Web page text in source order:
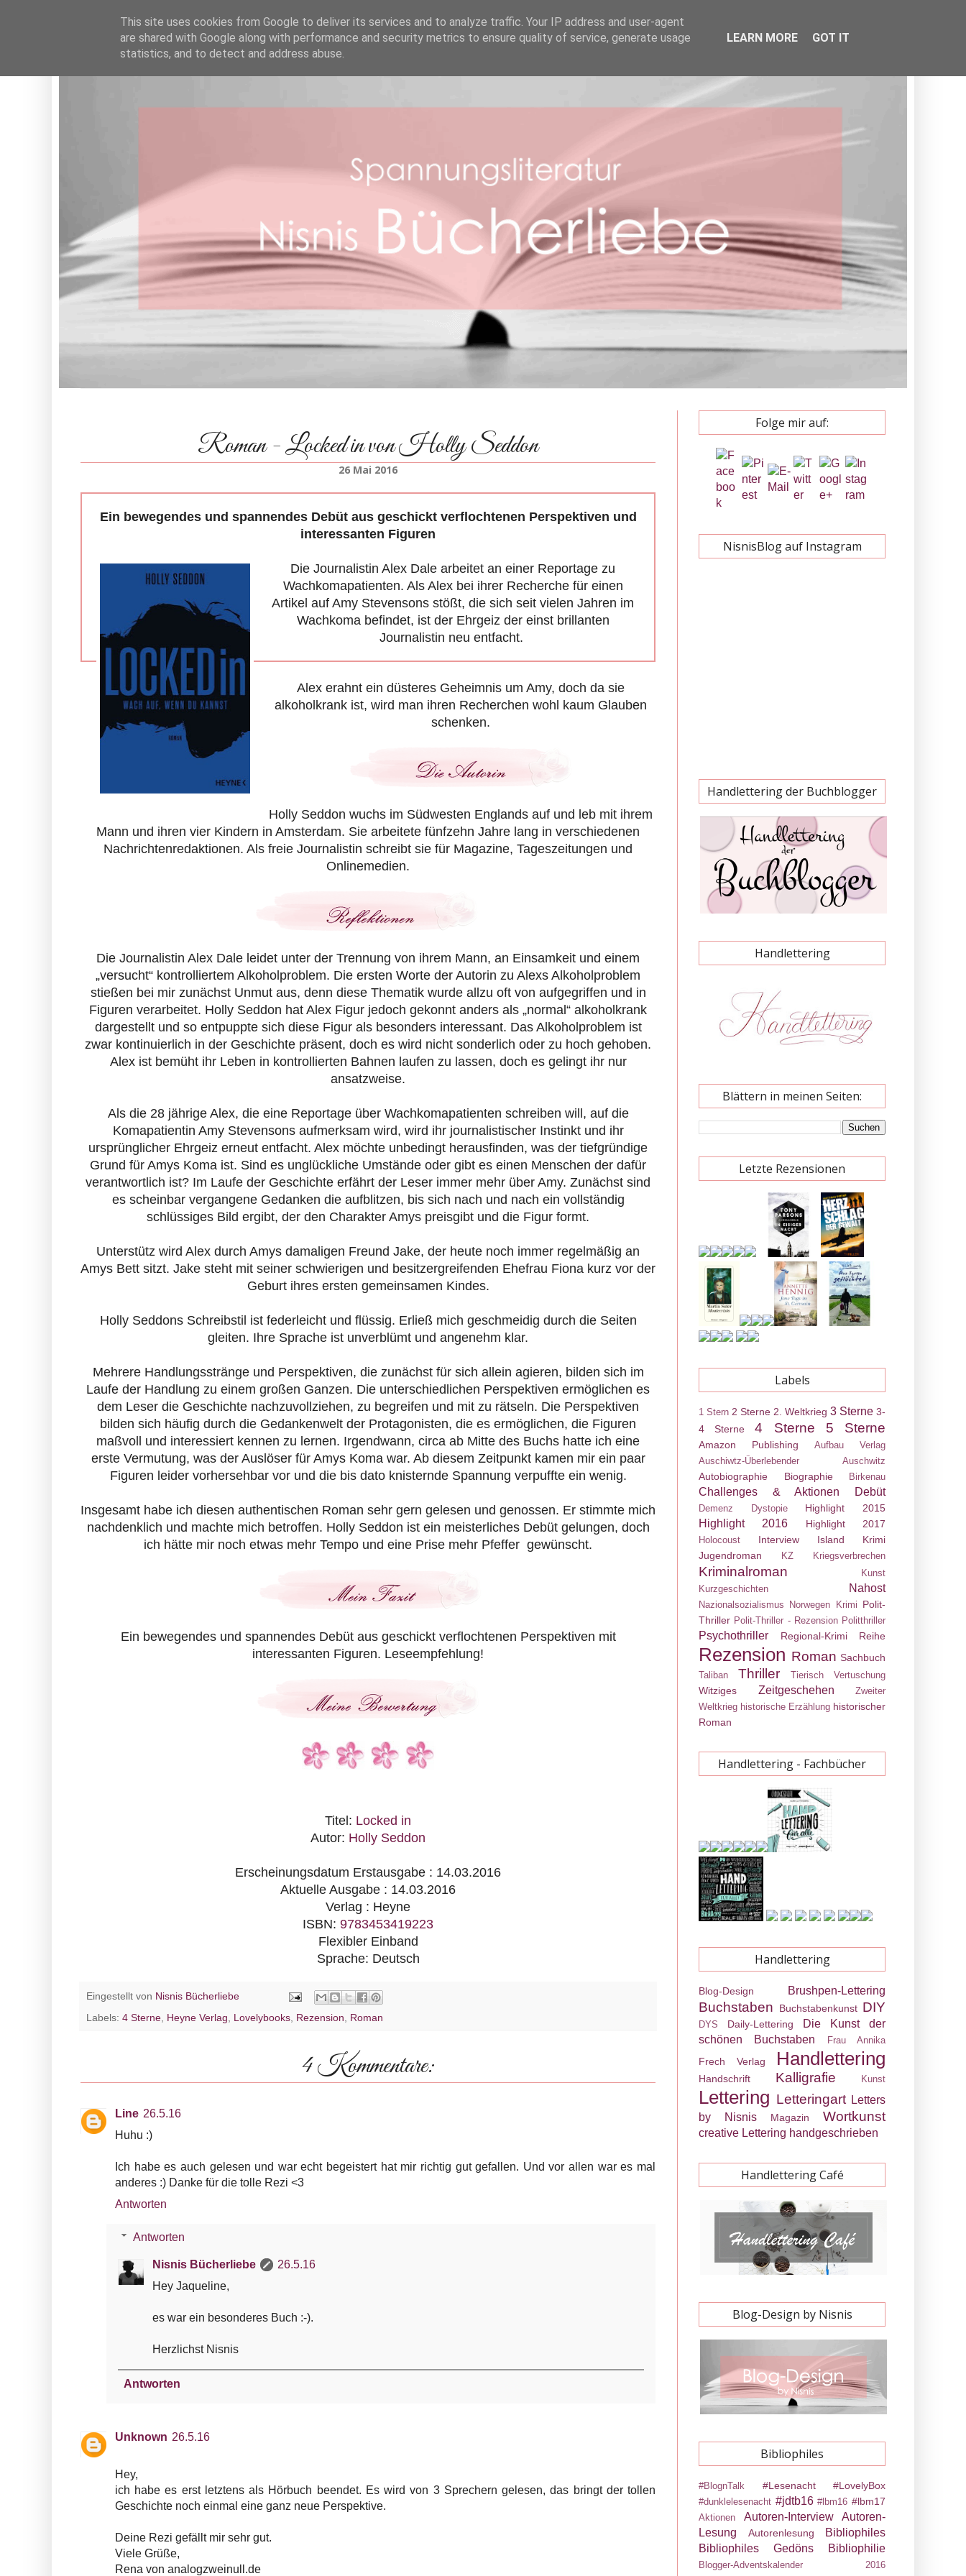
Roman - Locked in von Holly Seddon
26 Mai 2016
Ein bewegendes und spannendes Debüt aus geschickt verflochtenen Perspektiven und
interessanten Figuren
Die Journalistin Alex Dale arbeitet an einer Reportage zu
Wachkomapatienten. Als Alex bei ihrer Recherche für einen
Artikel auf Amy Stevensons stößt, die sich seit vielen Jahren im
Wachkoma befindet, ist der Ehrgeiz der einst brillanten
Journalistin neu entfacht.
Alex erahnt ein düsteres Geheimnis um Amy, doch da sie
alkoholkrank ist, wird man ihren Recherchen wohl kaum Glauben
schenken.
Holly Seddon wuchs im Südwesten Englands auf und leb mit ihrem
Mann und ihren vier Kindern in Amsterdam. Sie arbeitete fünfzehn Jahre lang in verschiedenen
Nachrichtenredaktionen. Als freie Journalistin schreibt sie für Magazine, Tageszeitungen und
Onlinemedien.
Die Journalistin Alex Dale leidet unter der Trennung von ihrem Mann, an Einsamkeit und einem
„versucht“ kontrolliertem Alkoholproblem. Die ersten Worte der Autorin zu Alexs Alkoholproblem
stießen bei mir zunächst Unmut aus, denn diese Thematik wurde allzu oft von aufgegriffen und in
Figuren verarbeitet. Holly Seddon hat Alex Figur jedoch gekonnt anders als „normal“ alkoholkrank
dargestellt und so entpuppte sich diese Figur als besonders interessant. Das Alkoholproblem ist
zwar kontinuierlich in der Geschichte präsent, doch es wird nicht sonderlich oder zu hoch gehoben.
Alex ist bemüht ihr Leben in kontrollierten Bahnen laufen zu lassen, doch es gelingt ihr nur
ansatzweise.
Als die 28 jährige Alex, die eine Reportage über Wachkomapatienten schreiben will, auf die
Komapatientin Amy Stevensons aufmerksam wird, wird ihr journalistischer Instinkt und ihr
ursprünglicher Ehrgeiz erneut entfacht. Alex möchte unbedingt herausfinden, was der tiefgründige
Grund für Amys Koma ist. Sind es unglückliche Umstände oder gibt es einen Menschen der dafür
verantwortlich ist? Im Laufe der Geschichte erfährt der Leser immer mehr über Amy. Zunächst sind
es scheinbar vergangene Gedanken die aufblitzen, bis sich nach und nach ein vollständig
schlüssiges Bild ergibt, der den Charakter Amys preisgibt und die Figur formt.
Unterstütz wird Alex durch Amys damaligen Freund Jake, der heute noch immer regelmäßig an
Amys Bett sitzt. Jake steht mit seiner schwierigen und besitzergreifenden Ehefrau Fiona kurz vor der
Geburt ihres ersten gemeinsamen Kindes.
Holly Seddons Schreibstil ist federleicht und flüssig. Erließ mich geschmeidig durch die Seiten
gleiten. Ihre Sprache ist unverblümt und angenehm klar.
Mehrere Handlungsstränge und Perspektiven, die zunächst für sich allein agieren, bilden sich im
Laufe der Handlung zu einem großen Ganzen. Die unterschiedlichen Perspektiven ermöglichen es
dem Leser die Geschichte nachzuvollziehen, zu begreifen und mit zu rätseln. Die Perspektiven
bilden sich häufig durch die Gedankenwelt der Protagonisten, die es ermöglichen, die Figuren
maßvoll und interessiert kennen zu lernen. Irgendwann, circa ab Mitte des Buchs hatte ich eine
erste Vermutung, was der Auslöser für Amys Koma war. Ab diesem Zeitpunkt kamen mir ein paar
Figuren leider vorhersehbar vor und die bis dato knisternde Spannung verpuffte ein wenig.
Insgesamt habe ich diesen authentischen Roman sehr gern gelesen und genossen. Er stimmte mich
nachdenklich und machte mich betroffen. Holly Seddon ist ein meisterliches Debüt gelungen, doch
ich hätte mir noch etwas mehr Tempo und eine Prise mehr Pfeffer gewünscht.
Ein bewegendes und spannendes Debüt aus geschickt verflochtenen Perspektiven mit
interessanten Figuren. Leseempfehlung!
Titel: Locked in
Autor: Holly Seddon
Erscheinungsdatum Erstausgabe : 14.03.2016
Aktuelle Ausgabe : 14.03.2016
Verlag : Heyne
ISBN: 9783453419223
Flexibler Einband
Sprache: Deutsch
Eingestellt von Nisnis Bücherliebe
Labels: 4 Sterne Heyne Verlag Lovelybooks Rezension Roman
4 Kommentare:
Line 26.5.16
Huhu :)
Ich habe es auch gelesen und war echt begeistert hat mir richtig gut gefallen. Und vor allen war es mal
anderes :) Danke für die tolle Rezi <3
Antworten
Antworten
Nisnis Bücherliebe
26.5.16
Hey Jaqueline,
es war ein besonderes Buch :-).
Herzlichst Nisnis
Antworten
Unknown 26.5.16
Hey,
ich habe es erst letztens als Hörbuch beendet. Es wird von 3 Sprechern gelesen, das bringt der tollen
Geschichte noch einmal eine ganz neue Perspektive.
Deine Rezi gefällt mir sehr gut.
Viele Grüße,
Rena von analogzweinull.de
Folge mir auf:
NisnisBlog auf Instagram
Handlettering der Buchblogger
Handlettering
Blättern in meinen Seiten:
Letzte Rezensionen
Labels
1 Stern 2 Sterne 2. Weltkrieg 3 Sterne 3-
4 Sterne
4 Sterne 5 Sterne
Amazon Publishing
Aufbau Verlag
Auschiwtz-Überlebender
Auschwitz
Autobiographie Biographie Birkenau
Challenges & Aktionen Debüt
Demenz Dystopie Highlight 2015
Highlight 2016 Highlight 2017
Holocoust Interview
Island Krimi
Jugendroman
KZ Kriegsverbrechen
Kriminalroman
Kunst
Kurzgeschichten
Nahost
Nazionalsozialismus Norwegen Krimi Polit-
Thriller Polit-Thriller - Rezension Politthriller
Psychothriller Regional-Krimi Reihe
Rezension Roman Sachbuch
Taliban Thriller Tierisch Vertuschung
Witziges Zeitgeschehen
Zweiter
Weltkrieg historische Erzählung historischer
Roman
Handlettering - Fachbücher
Handlettering
Blog-Design Brushpen-Lettering
Buchstaben Buchstabenkunst DIY
DYS Daily-Lettering
Die Kunst der
schönen Buchstaben
Frau Annika
Frech Verlag Handlettering
Handschrift Kalligrafie Kunst
Lettering Letteringart Letters
by Nisnis
Magazin Wortkunst
creative Lettering handgeschrieben
Handlettering Café
Blog-Design by Nisnis
Bibliophiles
#BlognTalk #Lesenacht #LovelyBox
#dunklelesenacht #jdtb16 #lbm16 #lbm17
Aktionen Autoren-Interview
Autoren-
Lesung
Autorenlesung
Bibliophiles
Bibliophiles Gedöns
Bibliophilie
Blogger-Adventskalender 2016
This site uses cookies from Google to deliver its services and to analyze traffic. Your IP address and user-agent
are shared with Google along with performance and security metrics to ensure quality of service, generate usage
statistics, and to detect and address abuse.
LEARN MORE GOT IT